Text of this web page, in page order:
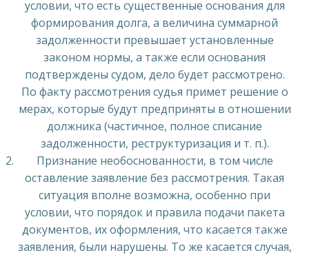
условии, что есть существенные основания для
формирования долга, а величина суммарной
задолженности превышает установленные
законом нормы, а также если основания
подтверждены судом, дело будет рассмотрено.
По факту рассмотрения судья примет решение о
мерах, которые будут предприняты в отношении
должника (частичное, полное списание
задолженности, реструктуризация и т. п.).
Признание необоснованности, в том числе
оставление заявление без рассмотрения. Такая
ситуация вполне возможна, особенно при
условии, что порядок и правила подачи пакета
документов, их оформления, что касается также
заявления, были нарушены. То же касается случая,